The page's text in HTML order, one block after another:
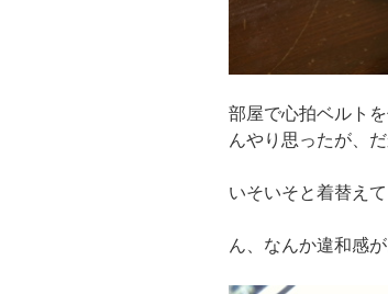
部屋で心拍ベルト
んやり思ったが、
いそいそと着替え
ん、なんか違和感が